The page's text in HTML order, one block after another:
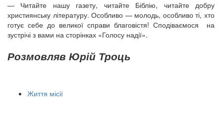
— Читайте нашу газету, читайте Біблію, читайте добру
християнську літературу. Особливо — молодь, особливо ті, хто
готує себе до великої справи благовістя! Сподіваємося на
зустрічі з вами на сторінках «Голосу надії».
Розмовляв Юрій Троць
Життя місії